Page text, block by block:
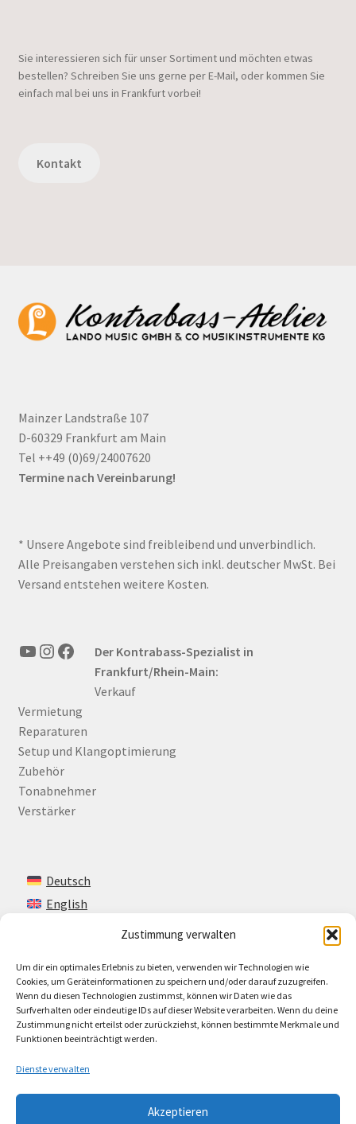
Zustimmung verwalten
Um dir ein optimales Erlebnis zu bieten, verwenden wir Technologien wie
Cookies, um Geräteinformationen zu speichern und/oder darauf zuzugreifen.
Wenn du diesen Technologien zustimmst, können wir Daten wie das
Surfverhalten oder eindeutige IDs auf dieser Website verarbeiten. Wenn du deine
Zustimmung nicht erteilst oder zurückziehst, können bestimmte Merkmale und
Funktionen beeinträchtigt werden.
Dienste verwalten
Akzeptieren
Sie interessieren sich für unser Sortiment und möchten etwas
bestellen? Schreiben Sie uns gerne per E-Mail, oder kommen Sie
einfach mal bei uns in Frankfurt vorbei!
Kontakt
Mainzer Landstraße 107
D-60329 Frankfurt am Main
Tel ++49 (0)69/24007620
Termine nach Vereinbarung!
* Unsere Angebote sind freibleibend und unverbindlich.
Alle Preisangaben verstehen sich inkl. deutscher MwSt. Bei
Versand entstehen weitere Kosten.
YouTube
Instagram
FacebookDer Kontrabass-Spezialist in
Frankfurt/Rhein-Main:
Verkauf
Vermietung
Reparaturen
Setup und Klangoptimierung
Zubehör
Tonabnehmer
Verstärker
Deutsch
English
Kontakt
Impressum + AGB
Cookie-Richtlinie (EU)